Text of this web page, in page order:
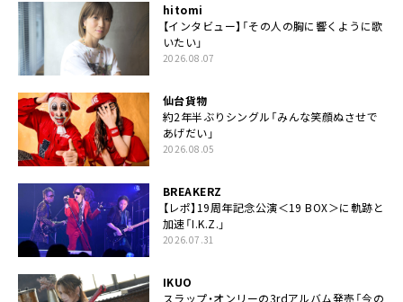
hitomi
【インタビュー】「その人の胸に響くように歌
いたい」
2026.08.07
仙台貨物
約2年半ぶりシングル「みんな笑顔ぬさせで
あげだい」
2026.08.05
BREAKERZ
【レポ】19周年記念公演＜19 BOX＞に軌跡と
加速「I.K.Z.」
2026.07.31
IKUO
スラップ・オンリーの3rdアルバム発売「今の